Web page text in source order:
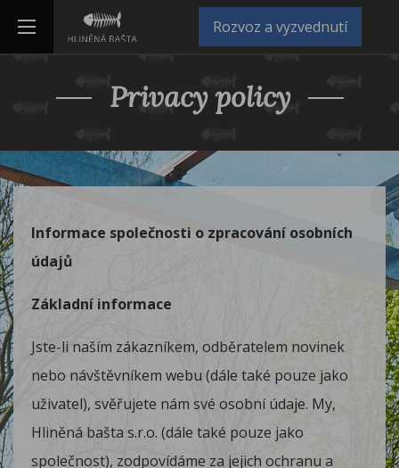
Rozvoz a vyzvednutí
Privacy policy
Informace společnosti o zpracování osobních
údajů
Základní informace
Jste-li naším zákazníkem, odběratelem novinek
nebo návštěvníkem webu (dále také pouze jako
uživatel), svěřujete nám své osobní údaje. My,
Hliněná bašta s.r.o. (dále také pouze jako
společnost), zodpovídáme za jejich ochranu a